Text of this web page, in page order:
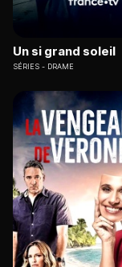
Un si grand soleil
SÉRIES DRAME